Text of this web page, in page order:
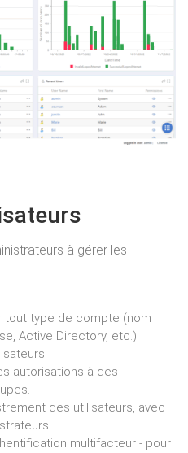
à gérer les
tout type de compte (nom
Active Directory, etc.).
autorisations à des
des utilisateurs, avec
multifacteur - pour